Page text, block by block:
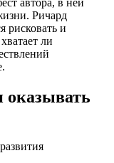
Ричард
рисковать и
ли
оказывать